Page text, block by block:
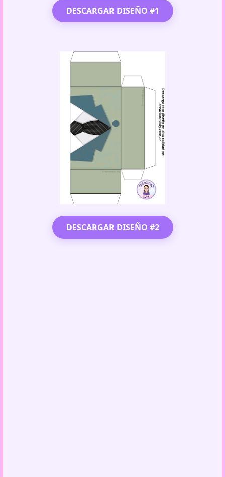
DESCARGAR DISEÑO #1
DESCARGAR DISEÑO #2